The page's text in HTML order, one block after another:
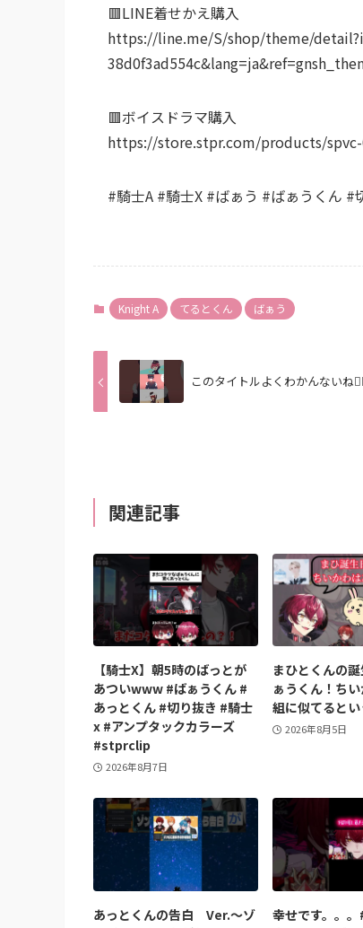
🟥LINE着せかえ購入
https://line.me/S/shop/theme/
🟥ボイスドラマ購入
https://store.stpr.com/products/spvc-
#騎士A #騎士X #ばぁう #ばぁうくん #
Knight A てるとくん ばぁう
このタイトルよくわかんないね
関連記事
【騎士X】朝5時のばっとが
あついwww #ばぁうくん #
あっとくん #切り抜き #騎士
x #アンプタックカラーズ
#stprclip
2026年8月7日
まひとくんの
ぁうくん！ち
組に似てると
2026年8月5日
あっとくんの告白 Ver.〜ゾ
幸せです。。